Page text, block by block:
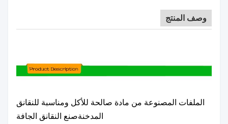
وصف المنتج
الملفات المصنوعة من مادة صالحة للأكل ومناسبة للنقانق
المدخنةصنع النقانق الجافة